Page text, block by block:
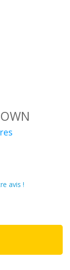
avis !